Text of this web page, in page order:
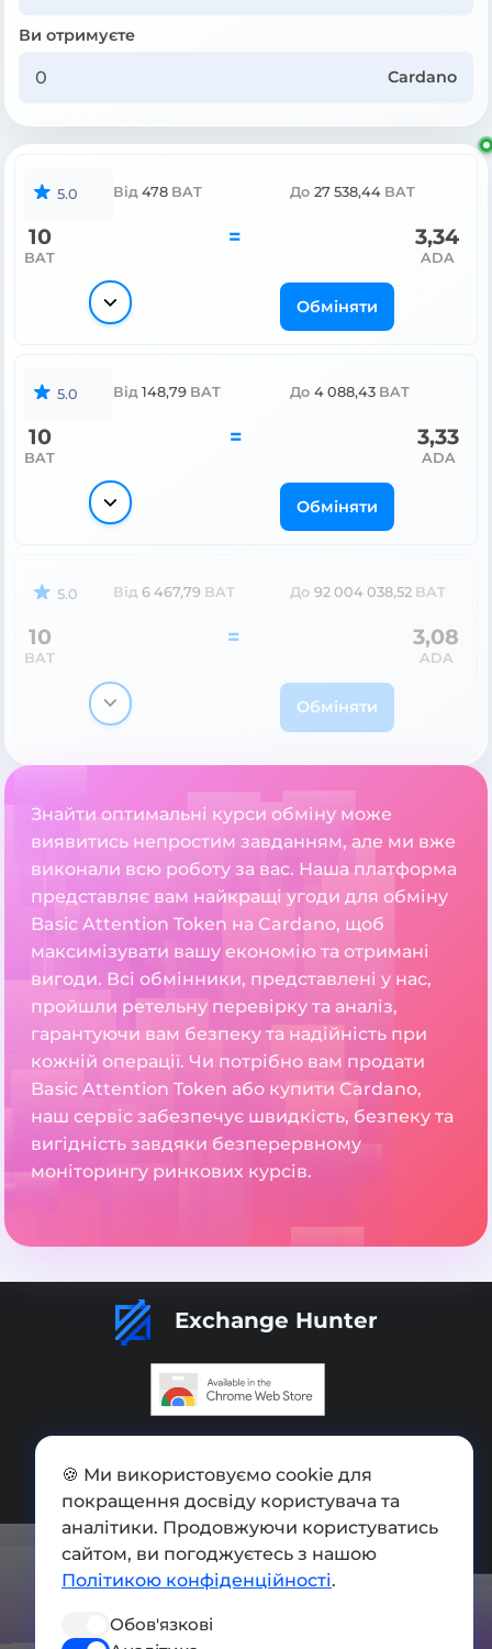
Ви отримуєте
Cardano
5.0 Від 478 BAT До 27 538,44 BAT
10
BAT
= 3,34
ADA
Обміняти
5.0 Від 148,79 BAT До 4 088,43 BAT
10
BAT
= 3,33
ADA
Обміняти
5.0 Від 6 467,79 BAT До 92 004 038,52 BAT
10
BAT
= 3,08
ADA
Обміняти
Знайти оптимальні курси обміну може
виявитись непростим завданням, але ми вже
виконали всю роботу за вас. Наша платформа
представляє вам найкращі угоди для обміну
Basic Attention Token на Cardano, щоб
максимізувати вашу економію та отримані
вигоди. Всі обмінники, представлені у нас,
пройшли ретельну перевірку та аналіз,
гарантуючи вам безпеку та надійність при
кожній операції. Чи потрібно вам продати
Basic Attention Token або купити Cardano,
наш сервіс забезпечує швидкість, безпеку та
вигідність завдяки безперервному
моніторингу ринкових курсів.
Exchange Hunter
Мапа сайту
Press kit
Умови використання
🍪 Ми використовуємо cookie для
покращення досвіду користувача та
аналітики. Продовжуючи користуватись
сайтом, ви погоджуєтесь з нашою
Політикою конфіденційності.
Обов'язкові